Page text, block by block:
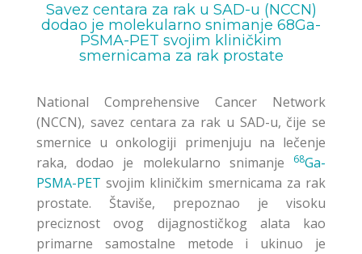
Savez centara za rak u SAD-u (NCCN)
dodao je molekularno snimanje 68Ga-
PSMA-PET svojim kliničkim
smernicama za rak prostate
National Comprehensive Cancer Network
(NCCN), savez centara za rak u SAD-u, čije se
smernice u onkologiji primenjuju na lečenje
raka, dodao je molekularno snimanje
68Ga-
PSMA-PET svojim kliničkim smernicama za rak
prostate. Štaviše, prepoznao je visoku
preciznost ovog dijagnostičkog alata kao
primarne samostalne metode i ukinuo je